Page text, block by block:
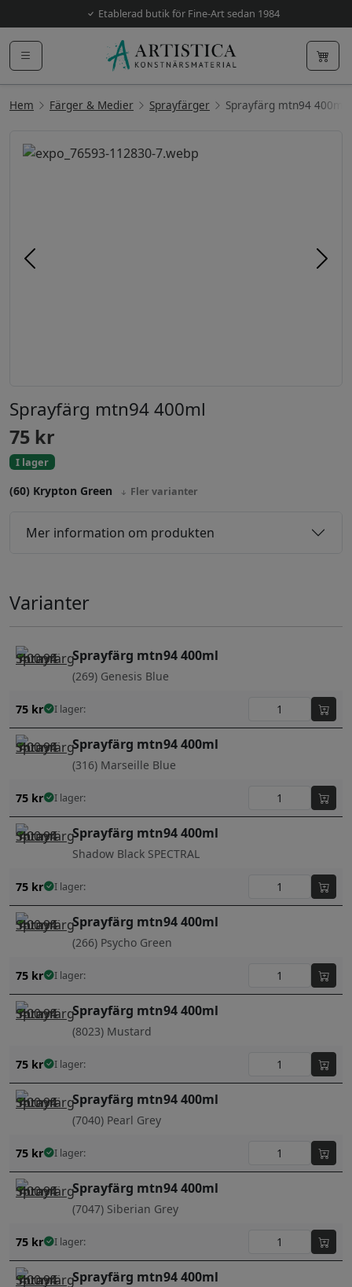
Etablerad butik för Fine-Art sedan 1984
Hem Färger & Medier Sprayfärger Sprayfärg mtn94 400ml
Föregående
Sprayfärg mtn94 400ml
75 kr
I lager
(60) Krypton Green Fler varianter
Mer information om produkten
Varianter
Sprayfärg mtn94 400ml
(269) Genesis Blue
75 kr I lager:
Sprayfärg mtn94 400ml
(316) Marseille Blue
75 kr I lager:
Sprayfärg mtn94 400ml
Shadow Black SPECTRAL
75 kr I lager:
Sprayfärg mtn94 400ml
(266) Psycho Green
75 kr I lager:
Sprayfärg mtn94 400ml
(8023) Mustard
75 kr I lager:
Sprayfärg mtn94 400ml
(7040) Pearl Grey
75 kr I lager:
Sprayfärg mtn94 400ml
(7047) Siberian Grey
75 kr I lager:
Sprayfärg mtn94 400ml